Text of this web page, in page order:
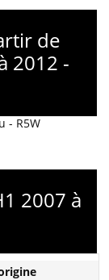
de
2012 -
- R5W
2007 à